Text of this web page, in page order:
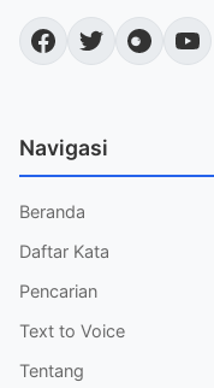
Navigasi
Beranda
Daftar Kata
Pencarian
Text to Voice
Tentang